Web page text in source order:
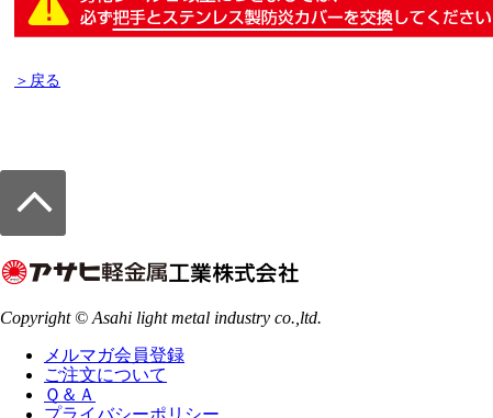
＞戻る
Copyright © Asahi light metal industry co.,ltd.
メルマガ会員登録
ご注文について
Ｑ＆Ａ